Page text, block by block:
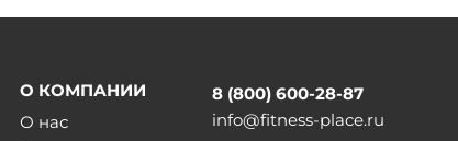
О КОМПАНИИ
О нас
8 (800) 600-28-87
info@fitness-place.ru